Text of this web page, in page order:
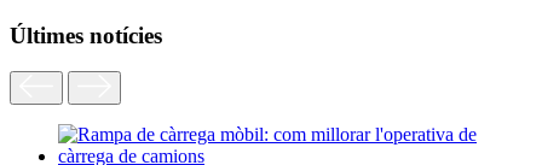
Últimes notícies